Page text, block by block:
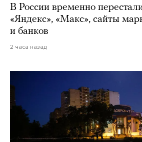
В России временно
«Яндекс», «Макс», сайты
и банков
2 часа назад